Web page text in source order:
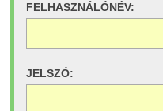
FELHASZNÁLÓNÉV:
JELSZÓ: